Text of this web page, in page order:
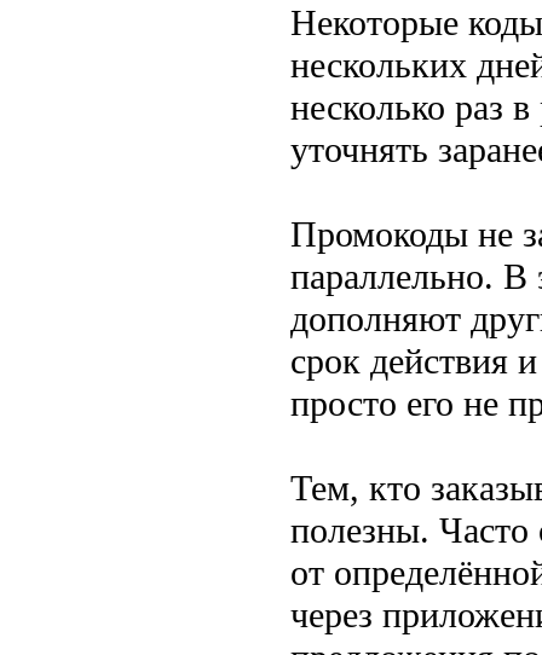
Некоторые
нескольких
несколько раз
уточнять
Промокоды не
параллельно. В
дополняют
срок действия
просто его не
Тем, кто
полезны. Часто
от
через